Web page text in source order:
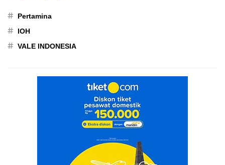
# Pertamina
# IOH
# VALE INDONESIA